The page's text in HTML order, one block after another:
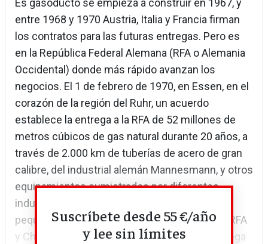
Es gasoducto se empieza a construir en 1967, y
entre 1968 y 1970 Austria, Italia y Francia firman
los contratos para las futuras entregas. Pero es
en la República Federal Alemana (RFA o Alemania
Occidental) donde más rápido avanzan los
negocios. El 1 de febrero de 1970, en Essen, en el
corazón de la región del Ruhr, un acuerdo
establece la entrega a la RFA de 52 millones de
metros cúbicos de gas natural durante 20 años, a
través de 2.000 km de tuberías de acero de gran
calibre, del industrial alemán Mannesmann, y otros
equipamientos sumistrados por diferentes
industriales. El 1 de octubre de 1973, en una
pequeña ciudad bávara en la frontera entre la RFA
y Checoslovaquia, se inaugura la primera entrega
Suscríbete desde 55 €/año
y lee sin límites